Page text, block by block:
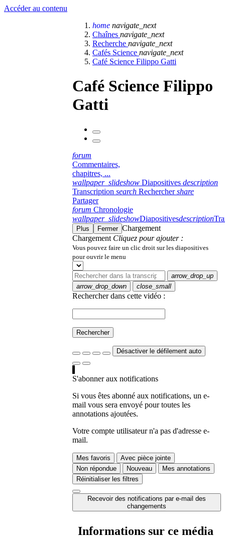
Accéder au contenu
home navigate_next
Chaînes navigate_next
Recherche navigate_next
Cafés Science navigate_next
Café Science Filippo Gatti
Café Science Filippo
Gatti
forum
Commentaires,
chapitres, ...
wallpaper_slideshow Diapositives description
Transcription search Rechercher share
Partager
forum Chronologie
wallpaper_slideshowDiapositivesdescription
Plus Fermer Chargement
Chargement Cliquez pour ajouter :
Vous pouvez faire un clic droit sur les diapositives
pour ouvrir le menu
arrow_drop_up
arrow_drop_down
close_small
Rechercher dans cette vidéo :
Rechercher
Désactiver le défilement auto
S'abonner aux notifications
Si vous êtes abonné aux notifications, un e-
mail vous sera envoyé pour toutes les
annotations ajoutées.
Votre compte utilisateur n'a pas d'adresse e-
mail.
Mes favoris
Avec pièce jointe
Non répondue
Nouveau
Mes annotations
Réinitialiser les filtres
Recevoir des notifications par e-mail des
changements
Informations sur ce média